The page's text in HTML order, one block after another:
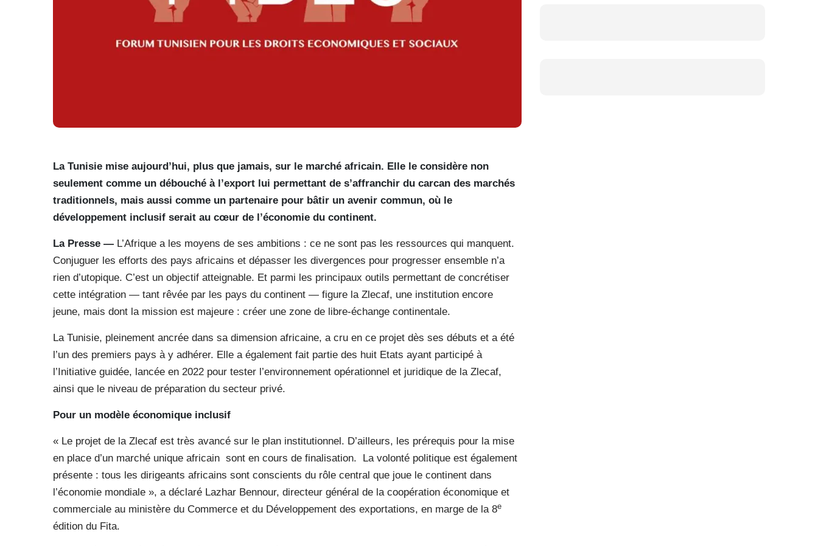
La Tunisie mise aujourd’hui, plus que jamais, sur le marché africain. Elle le considère non
seulement comme un débouché à l’export lui permettant de s’affranchir du carcan des marchés
traditionnels, mais aussi comme un partenaire pour bâtir un avenir commun, où le
développement inclusif serait au cœur de l’économie du continent.
La Presse — L’Afrique a les moyens de ses ambitions : ce ne sont pas les ressources qui manquent.
Conjuguer les efforts des pays africains et dépasser les divergences pour progresser ensemble n’a
rien d’utopique. C’est un objectif atteignable. Et parmi les principaux outils permettant de concrétiser
cette intégration — tant rêvée par les pays du continent — figure la Zlecaf, une institution encore
jeune, mais dont la mission est majeure : créer une zone de libre-échange continentale.
La Tunisie, pleinement ancrée dans sa dimension africaine, a cru en ce projet dès ses débuts et a été
l’un des premiers pays à y adhérer. Elle a également fait partie des huit Etats ayant participé à
l’Initiative guidée, lancée en 2022 pour tester l’environnement opérationnel et juridique de la Zlecaf,
ainsi que le niveau de préparation du secteur privé.
Pour un modèle économique inclusif
« Le projet de la Zlecaf est très avancé sur le plan institutionnel. D’ailleurs, les prérequis pour la mise
en place d’un marché unique africain sont en cours de finalisation. La volonté politique est également
présente : tous les dirigeants africains sont conscients du rôle central que joue le continent dans
l’économie mondiale », a déclaré Lazhar Bennour, directeur général de la coopération économique et
commerciale au ministère du Commerce et du Développement des exportations, en marge de la 8e
édition du Fita.